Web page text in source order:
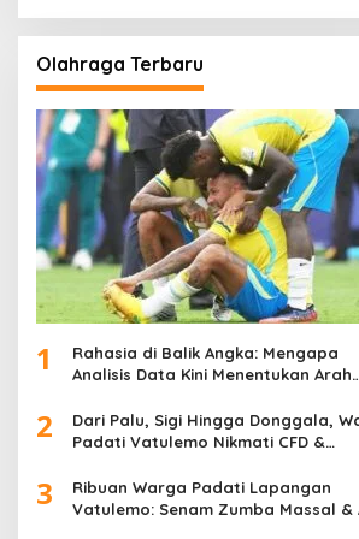
Olahraga Terbaru
1
Rahasia di Balik Angka: Mengapa
Analisis Data Kini Menentukan Arah
2
Dari Palu, Sigi Hingga Donggala,
Padati Vatulemo Nikmati CFD &
3
Ribuan Warga Padati Lapangan
Vatulemo: Senam Zumba Massal &